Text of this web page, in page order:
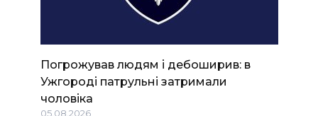
Погрожував людям і дебоширив: в
Ужгороді патрульні затримали
чоловіка
05.08.2026